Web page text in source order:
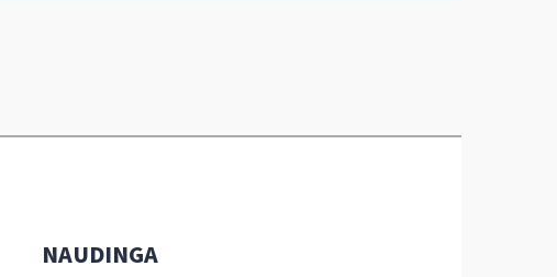
NAUDINGA